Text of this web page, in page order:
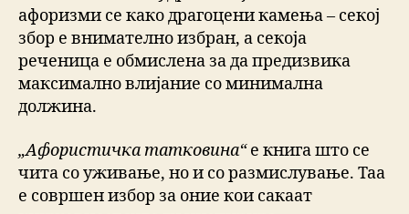
афоризми се како драгоцени камења – секој
збор е внимателно избран, а секоја
реченица е обмислена за да предизвика
максимално влијание со минимална
должина.
„Афористичка татковина“е книга што се
чита со уживање, но и со размислување. Таа
е совршен избор за оние кои сакаат